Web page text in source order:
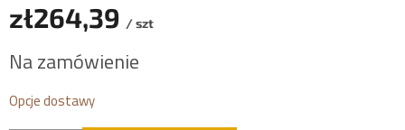
zł264,39 / szt
jednostkowa:
Na zamówienie
Opcje dostawy